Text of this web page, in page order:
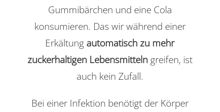
Gummibärchen und eine Cola
konsumieren. Das wir während einer
Erkältung automatisch zu mehr
zuckerhaltigen Lebensmittelngreifen, ist
auch kein Zufall.
Bei einer Infektion benötigt der Körper